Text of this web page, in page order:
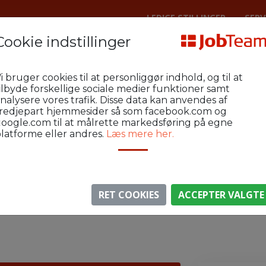
LEDIGE STILLINGER
søges til
er ikke længere aktiv, men du kan
se lignende
indstillinger
bruger cookies til at personliggør indhold, og til at
forskellige sociale medier funktioner samt
vores trafik. Disse data kan anvendes af
hjemmesider så som facebook.com og
til at målrette markedsføring på egne
eller andres. Læs mere her.
RET COOKIES ACCEPTER VALGTE